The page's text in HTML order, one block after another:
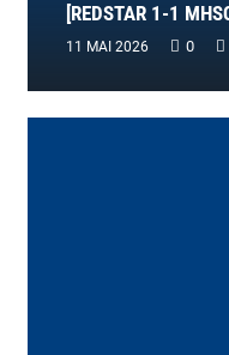
[REDSTAR 1-1
11 MAI 2026 0